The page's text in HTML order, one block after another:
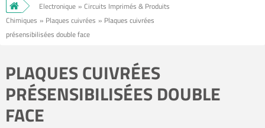
Electronique » Circuits Imprimés & Produits
Chimiques » Plaques cuivrées » Plaques cuivrées
présensibilisées double face
PLAQUES CUIVRÉES
PRÉSENSIBILISÉES DOUBLE
FACE